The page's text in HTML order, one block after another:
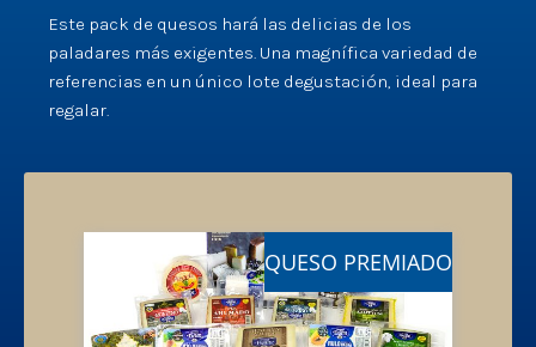
Este pack de quesos hará las delicias de los
paladares más exigentes. Una magnífica variedad de
referencias en un único lote degustación, ideal para
regalar.
QUESO PREMIADO